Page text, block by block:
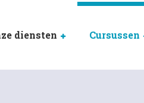
diensten Cursussen